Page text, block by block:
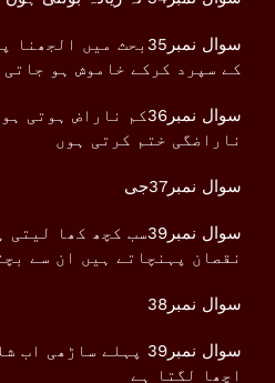
سوال نمبر35بحث میں
کے سپرد کرکے خاموش ہو جاتی
سوال نمبر36کم ناراض
ناراضگی ختم کرتی ہوں
سوال نمبر37جی
سوال نمبر39سب کچھ
نقصان پہنچاتے ہیں ان سے
سوال نمبر38
سوال نمبر39 پہلے
اچھا لگتا ہے